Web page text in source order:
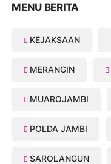
MENU BERITA
KEJAKSAAN
MERANGIN
MUAROJAMBI
POLDA JAMBI
SAROLANGUN